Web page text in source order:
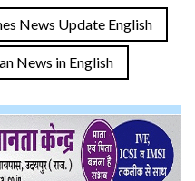
News Update English
News in English